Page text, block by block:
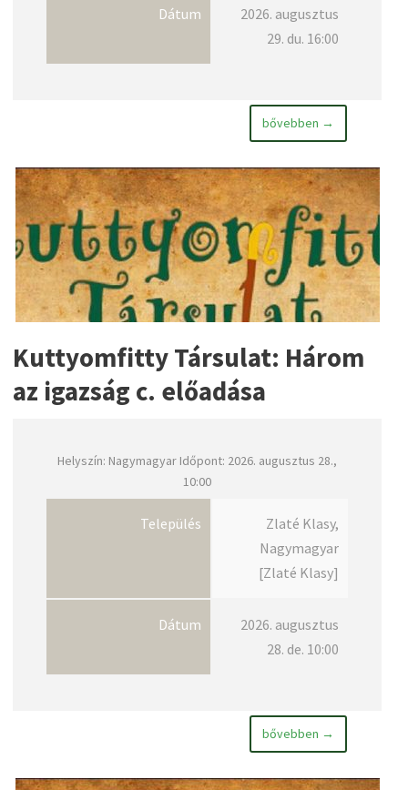
Dátum
2026. augusztus
29. du. 16:00
bővebben →
Kuttyomfitty Társulat: Három
az igazság c. előadása
Helyszín: Nagymagyar Időpont: 2026. augusztus 28.,
10:00
Település
Zlaté Klasy,
Nagymagyar
[Zlaté Klasy]
Dátum
2026. augusztus
28. de. 10:00
bővebben →